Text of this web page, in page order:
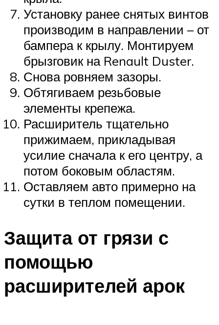
Установку ранее снятых винтов
производим в направлении – от
бампера к крылу. Монтируем
брызговик на Renault Duster.
Снова ровняем зазоры.
Обтягиваем резьбовые
элементы крепежа.
Расширитель тщательно
прижимаем, прикладывая
усилие сначала к его центру, а
потом боковым областям.
Оставляем авто примерно на
сутки в теплом помещении.
Защита от грязи с
помощью
расширителей арок